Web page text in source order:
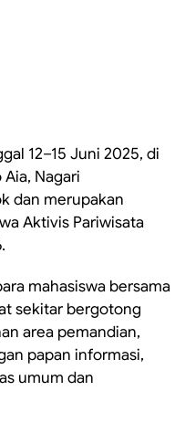
12–15 Juni 2025, di
Nagari
dan merupakan
Aktivis Pariwisata
mahasiswa bersama
sekitar bergotong
area pemandian,
papan informasi,
umum dan